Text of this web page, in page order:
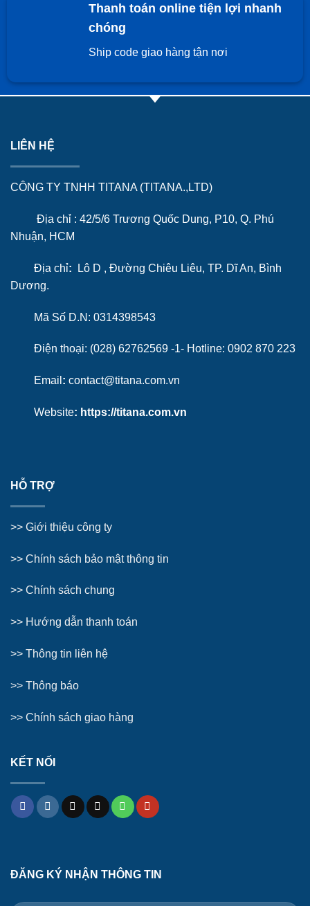
Thanh toán online tiện lợi nhanh
chóng
Ship code giao hàng tận nơi
LIÊN HỆ
CÔNG TY TNHH TITANA (TITANA.,LTD)
Địa chỉ : 42/5/6 Trương Quốc Dung, P10, Q. Phú
Nhuận, HCM
Địa chỉ:
Lô D , Đường Chiêu Liêu, TP. Dĩ An, Bình
Dương.
Mã Số D.N: 0314398543
Điện thoại: (028) 62762569 -1- Hotline: 0902 870 223
Email : contact@titana.com.vn
Website: https://titana.com.vn
HỖ TRỢ
>> Giới thiệu công ty
>> Chính sách bảo mật thông tin
>> Chính sách chung
>> Hướng dẫn thanh toán
>> Thông tin liên hệ
>> Thông báo
>> Chính sách giao hàng
KẾT NỐI
ĐĂNG KÝ NHẬN THÔNG TIN